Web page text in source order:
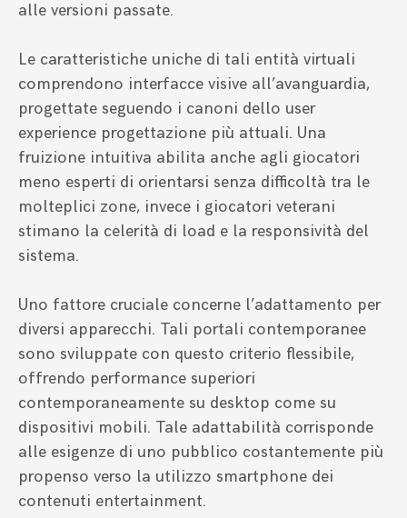
alle versioni passate.
Le caratteristiche uniche di tali entità virtuali
comprendono interfacce visive all’avanguardia,
progettate seguendo i canoni dello user
experience progettazione più attuali. Una
fruizione intuitiva abilita anche agli giocatori
meno esperti di orientarsi senza difficoltà tra le
molteplici zone, invece i giocatori veterani
stimano la celerità di load e la responsività del
sistema.
Uno fattore cruciale concerne l’adattamento per
diversi apparecchi. Tali portali contemporanee
sono sviluppate con questo criterio flessibile,
offrendo performance superiori
contemporaneamente su desktop come su
dispositivi mobili. Tale adattabilità corrisponde
alle esigenze di uno pubblico costantemente più
propenso verso la utilizzo smartphone dei
contenuti entertainment.